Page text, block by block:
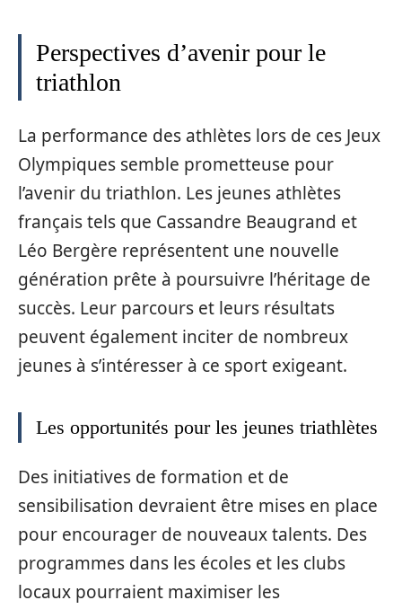
Perspectives d’avenir pour le
triathlon
La performance des athlètes lors de ces Jeux
Olympiques semble prometteuse pour
l’avenir du triathlon. Les jeunes athlètes
français tels que Cassandre Beaugrand et
Léo Bergère représentent une nouvelle
génération prête à poursuivre l’héritage de
succès. Leur parcours et leurs résultats
peuvent également inciter de nombreux
jeunes à s’intéresser à ce sport exigeant.
Les opportunités pour les jeunes triathlètes
Des initiatives de formation et de
sensibilisation devraient être mises en place
pour encourager de nouveaux talents. Des
programmes dans les écoles et les clubs
locaux pourraient maximiser les